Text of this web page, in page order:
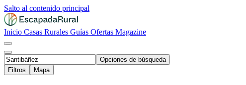
Salto al contenido principal
Inicio Casas Rurales Guías Ofertas Magazine
Opciones de búsqueda
Filtros
Mapa